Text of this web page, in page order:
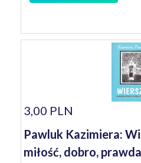
3,00 PLN
Pawluk Kazimiera:
miłość, dobro, prawda